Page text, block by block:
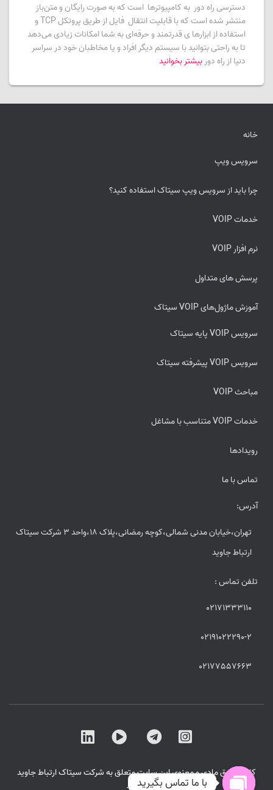
دسترسی راه دور به کامپیوترها است که به صورت رایگان و متن‌باز
منتشر شده است که با قابلیت انتقال فایل از طریق پروتکل TCP و
استفاده از ابزارها ی قدرتمند و حرفه‌ای به شما امکانات زیادی می‌دهد
تا به راحتی بتوانید با سیستم دیگر افراد و یا مخاطبان خود در سراسر
دنیا از راه دور بیشتر بخوانید
خانه
سرویس ویپ
چرا باید از سرویس ویپ سیتاک استفاده کنید؟
خدمات VOIP
نرم افزار VOIP
پرسش های متداول
آموزش ماژول‌های VOIP سیتاک
سرویس VOIP پایه سیتاک
سرویس VOIP پیشرفته سیتاک
مباحث VOIP
خدمات VOIP متناسب با مشاغل
رویدادها
تماس با ما
آدرس:
تهران،خیابان مدنی شمالی،کوچه رمضانی،پلاک 18،واحد 3 شرکت سیتاک
ارتباط جاوید
تلفن تماس :
02171333110
02191022290-2
02177557663
کلیه حقوق مادی و معنوی این سایت متعلق به شرکت سیتاک ارتباط جاوید
است .با ما تماس بگیرید